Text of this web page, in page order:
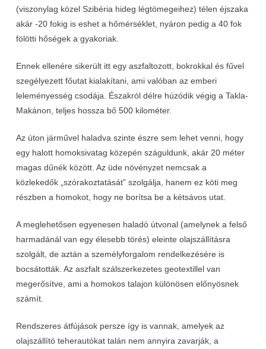
(viszonylag közel Szibéria hideg légtömegeihez) télen éjszaka
akár -20 fokig is eshet a hőmérséklet, nyáron pedig a 40 fok
fölötti hőségek a gyakoriak.
Ennek ellenére sikerült itt egy aszfaltozott, bokrokkal és fűvel
szegélyezett főutat kialakítani, ami valóban az emberi
leleményesség csodája. Északról délre húzódik végig a Takla-
Makánon, teljes hossza bő 500 kilométer.
Az úton járművel haladva szinte észre sem lehet venni, hogy
egy halott homoksivatag közepén száguldunk, akár 20 méter
magas dűnék között. Az üde növényzet nemcsak a
közlekedők „szórakoztatását” szolgálja, hanem ez köti meg
részben a homokot, hogy ne borítsa be a kétsávos utat.
A meglehetősen egyenesen haladó útvonal (amelynek a felső
harmadánál van egy élesebb törés) eleinte olajszállításra
szolgált, de aztán a személyforgalom rendelkezésére is
bocsátották. Az aszfalt szálszerkezetes geotextillel van
megerősítve, ami a homokos talajon különösen előnyösnek
számít.
Rendszeres átfújások persze így is vannak, amelyek az
olajszállító teherautókat talán nem annyira zavarják, a